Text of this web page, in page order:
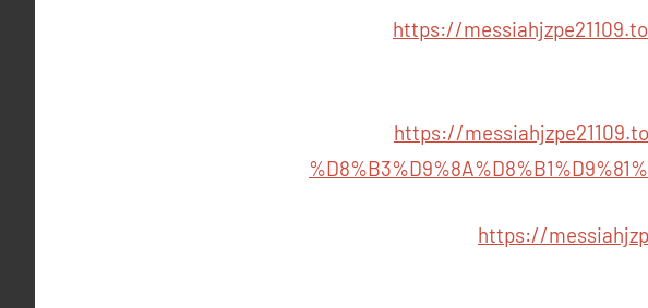
https://
https://
https://